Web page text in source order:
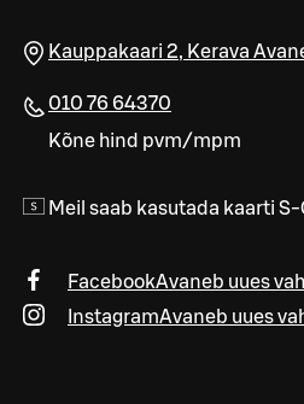
Kauppakaari 2, Kerava
010 76 64370
Kõne hind pvm/mpm
Meil saab kasutada kaarti S-
FacebookAvaneb uues
InstagramAvaneb uues